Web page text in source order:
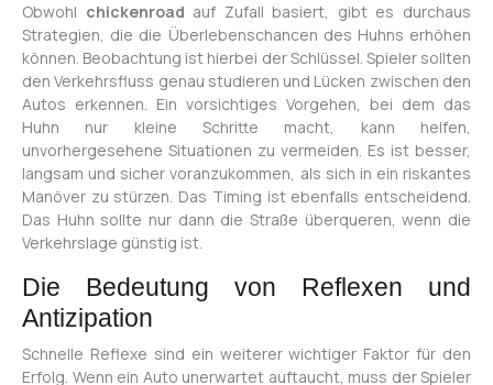
Obwohl chickenroad auf Zufall basiert, gibt es durchaus
Strategien, die die Überlebenschancen des Huhns erhöhen
können. Beobachtung ist hierbei der Schlüssel. Spieler sollten
den Verkehrsfluss genau studieren und Lücken zwischen den
Autos erkennen. Ein vorsichtiges Vorgehen, bei dem das
Huhn nur kleine Schritte macht, kann helfen,
unvorhergesehene Situationen zu vermeiden. Es ist besser,
langsam und sicher voranzukommen, als sich in ein riskantes
Manöver zu stürzen. Das Timing ist ebenfalls entscheidend.
Das Huhn sollte nur dann die Straße überqueren, wenn die
Verkehrslage günstig ist.
Die Bedeutung von Reflexen und
Antizipation
Schnelle Reflexe sind ein weiterer wichtiger Faktor für den
Erfolg. Wenn ein Auto unerwartet auftaucht, muss der Spieler